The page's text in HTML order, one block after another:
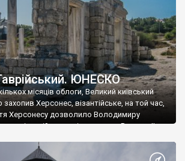
ЮНЕСКО
місяців облоги, Великий київський
Херсонес, візантійське, на той час,
Херсонесу дозволило Володимиру
візантійському імператору Василю ІІ, та
язичник, став Василем-християнином.